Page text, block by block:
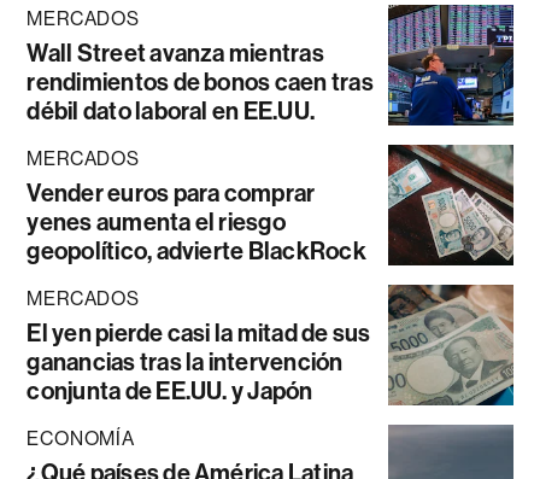
MERCADOS
Wall Street avanza mientras
rendimientos de bonos caen tras
débil dato laboral en EE.UU.
MERCADOS
Vender euros para comprar
yenes aumenta el riesgo
geopolítico, advierte BlackRock
MERCADOS
El yen pierde casi la mitad de sus
ganancias tras la intervención
conjunta de EE.UU. y Japón
ECONOMÍA
¿Qué países de América Latina